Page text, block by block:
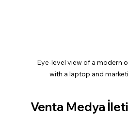
Eye-level view of a modern
with a laptop and
Venta Medya